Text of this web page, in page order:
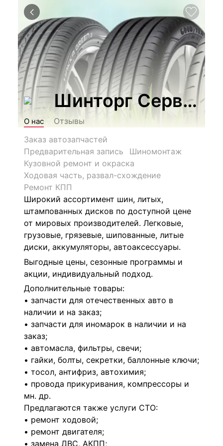
Шинторг Сервис
О нас
Отзывы
Заказ автозапчастей
Предварительная запись
Шиномонтаж
Кузовной ремонт и окраска
Ходовая часть, развал-схождение
Ремонт КПП
Широкий ассортимент шин, литых,
штампованных дисков по доступной цене
от мировых производителей. Легковые,
грузовые, грязевые, шипованные, литые
диски, аккумуляторы, автоаксессуары.
Выгодные цены, сезонные программы и
акции, индивидуальный подход.
Дополнительные товары:
• запчасти для отечественных авто в
наличии и на заказ;
• запчасти для иномарок в наличии и на
заказ;
• автомасла, фильтры, свечи;
• гайки, болты, секретки, баллонные ключи;
• тосол, антифриз, автохимия;
• провода прикуривания, компрессоры и
мн. др.
Предлагаются также услуги СТО:
• ремонт ходовой;
• ремонт двигателя;
• замена ДВС, АКПП;